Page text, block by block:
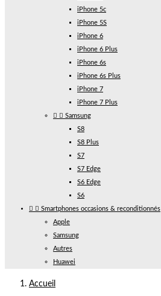
iPhone 5c
iPhone 5S
iPhone 6
iPhone 6 Plus
iPhone 6s
iPhone 6s Plus
iPhone 7
iPhone 7 Plus
  Samsung
S8
S8 Plus
S7
S7 Edge
S6 Edge
S6
  Smartphones occasions & reconditionnés
Apple
Samsung
Autres
Huawei
Accueil